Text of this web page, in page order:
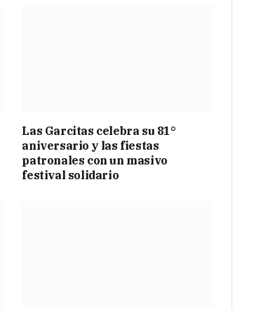
Las Garcitas celebra su 81°
aniversario y las fiestas
patronales con un masivo
festival solidario